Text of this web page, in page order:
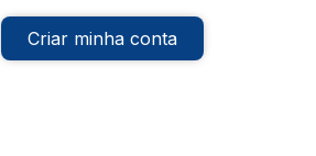
Criar minha conta